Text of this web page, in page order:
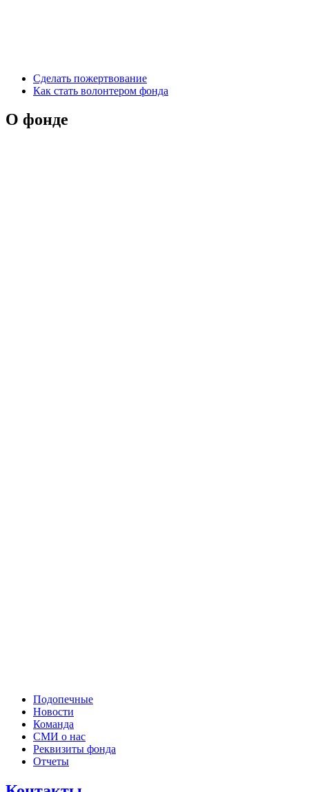
Сделать пожертвование
Как стать волонтером фонда
О фонде
Подопечные
Новости
Команда
СМИ о нас
Реквизиты фонда
Отчеты